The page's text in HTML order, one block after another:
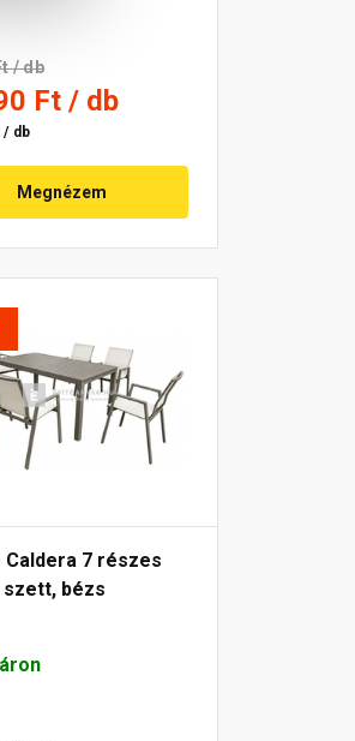
/ db
Ft / db
/ db
Megnézem
Caldera 7 részes
bézs